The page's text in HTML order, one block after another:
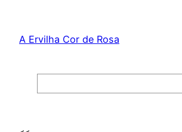
content
A Ervilha Cor de Rosa